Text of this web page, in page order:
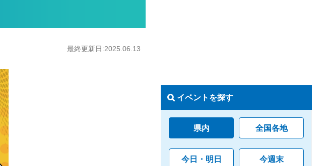
最終更新日:2025.06.13
イベントを探す
県内 全国各地
今日・明日 今週末